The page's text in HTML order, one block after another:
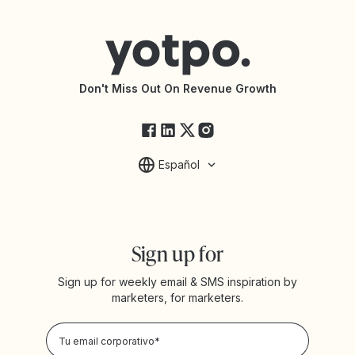
Declaración de Accesibilidad
Documentación de la API
Changelog de la API
Estado de YotpoDon't Miss Out On Revenue Growth
Español
Sign up for
Sign up for weekly email & SMS inspiration by
marketers, for marketers.